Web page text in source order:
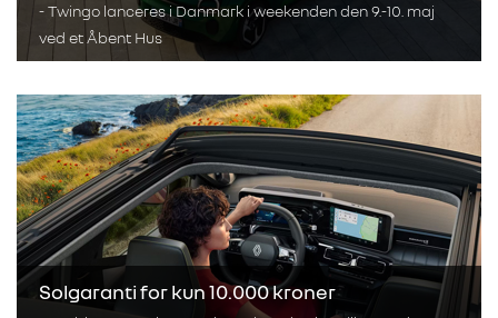
- Twingo lanceres i Danmark i weekenden den 9.-10. maj
ved et Åbent Hus
Solgaranti for kun 10.000 kroner